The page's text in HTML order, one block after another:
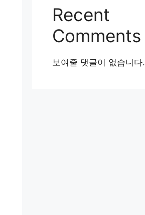
Recent
Comments
보여줄 댓글이 없습니다.